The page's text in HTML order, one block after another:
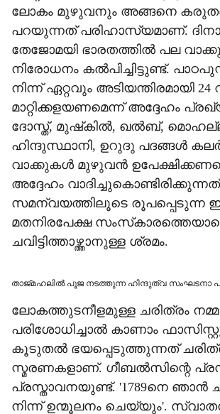
ലോകം മുഴുവനും അങ്ങനെ
പറയുന്നത് പരിഹാസ്യമാണ്.
തേജോമയി ഭാരതത്തില്‍ പല
നിരോധനം കല്‍പിച്ചിട്ടുണ്ട്.
നിന്ന് ഏറ്റവും അടിയന്തിരമായി
മാറ്റിക്കളയണമെന്ന് അദ്ദേഹം
ദോസ്ത്, മുഷ്‌കില്‍, ഖല്‍ബ്,
ഹിന്ദുസ്ഥാനി, ഉറുദു പദങ്ങള്‍
വാക്കുകള്‍ മുഴുവന്‍
അദ്ദേഹം
സമന്വയത്തിലൂടെ രൂപപ്പെടുന്ന
മതനിരപേക്ഷ
ചവിട്ടിത്താഴ്ത്താനുള്ള ശ്രമം.
താജ്മഹലില്‍ പൂജ നടത്തുന്ന ഹിന്ദുത്വ സംഘടനാ
ലോകത്തുടനീളമുള്ള ചരിത്രം
പരിശോധിച്ചാല്‍ കാണാം
കൂടുതല്‍ ഭയപ്പെടുത്തുന്നത്
സ്മരണകളാണ്. ഗീബല്‍സിന്റെ
പ്രസ്താവനയുണ്ട്. '1789നെ ഞാന്‍
നിന്ന് ഉന്മൂലനം ചെയ്യും'.